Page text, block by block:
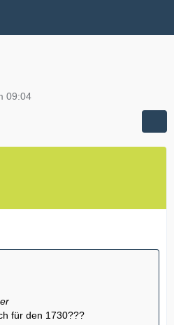
09:04
für den 1730???